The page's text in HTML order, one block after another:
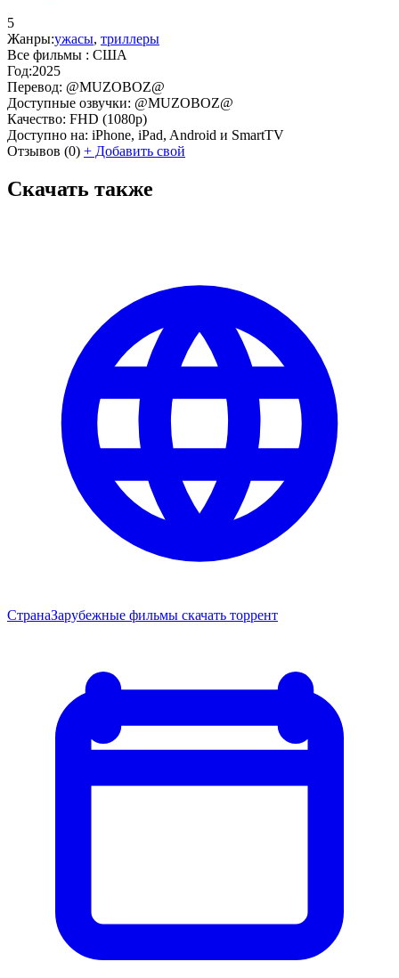
5
Жанры:ужасы, триллеры
Все фильмы : США
Год:2025
Перевод: @MUZOBOZ@
Доступные озвучки: @MUZOBOZ@
Качество: FHD (1080p)
Доступно на: iPhone, iPad, Android и SmartTV
Отзывов (0) + Добавить свой
Скачать также
СтранаЗарубежные фильмы скачать торрент